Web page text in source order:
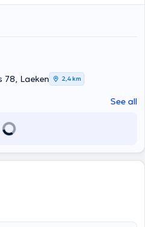
(trigger points), hooking and
wish to combine the art of healing
to follow various trainings
care.
78, Laeken 2,4 km
See all